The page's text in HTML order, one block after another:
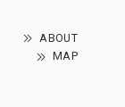
ABOUT
MAP